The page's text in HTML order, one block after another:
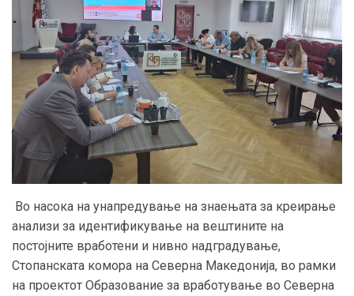
Во насока на унапредување на знаењата за креирање
анализи за идентификување на вештините на
постојните вработени и нивно надградување,
Стопанската комора на Северна Македонија, во рамки
на проектот Образование за вработување во Северна